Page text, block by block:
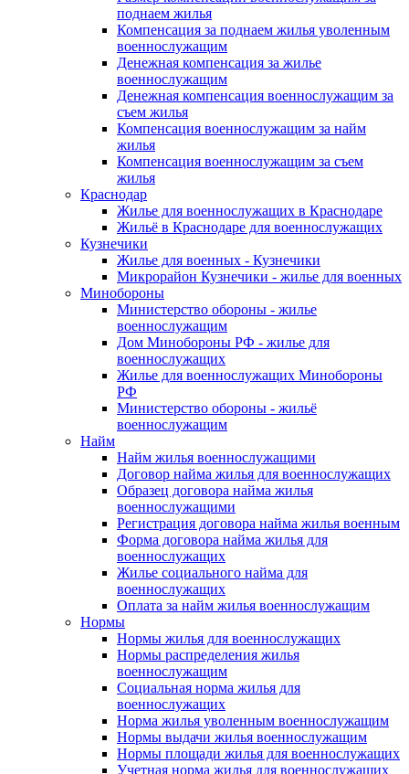
поднаем жилья
Компенсация за поднаем жилья уволенным
военнослужащим
Денежная компенсация за жилье
военнослужащим
Денежная компенсация военнослужащим за
съем жилья
Компенсация военнослужащим за найм
жилья
Компенсация военнослужащим за съем
жилья
Краснодар
Жилье для военнослужащих в Краснодаре
Жильё в Краснодаре для военнослужащих
Кузнечики
Жилье для военных - Кузнечики
Микрорайон Кузнечики - жилье для военных
Минобороны
Министерство обороны - жилье
военнослужащим
Дом Минобороны РФ - жилье для
военнослужащих
Жилье для военнослужащих Минобороны
РФ
Министерство обороны - жильё
военнослужащим
Найм
Найм жилья военнослужащими
Договор найма жилья для военнослужащих
Образец договора найма жилья
военнослужащими
Регистрация договора найма жилья военным
Форма договора найма жилья для
военнослужащих
Жилье социального найма для
военнослужащих
Оплата за найм жилья военнослужащим
Нормы
Нормы жилья для военнослужащих
Нормы распределения жилья
военнослужащим
Социальная норма жилья для
военнослужащих
Норма жилья уволенным военнослужащим
Нормы выдачи жилья военнослужащим
Нормы площади жилья для военнослужащих
Учетная норма жилья для военнослужащих